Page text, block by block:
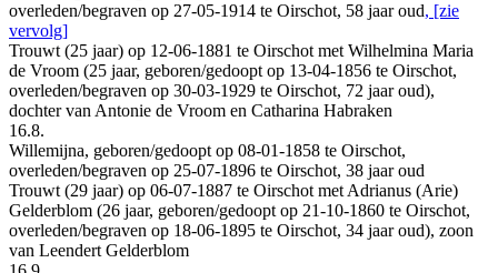
overleden/begraven op 27-05-1914 te Oirschot, 58 jaar oud, [zie
vervolg]
Trouwt (25 jaar) op 12-06-1881 te Oirschot met Wilhelmina Maria
de Vroom (25 jaar, geboren/gedoopt op 13-04-1856 te Oirschot,
overleden/begraven op 30-03-1929 te Oirschot, 72 jaar oud),
dochter van Antonie de Vroom en Catharina Habraken
16.8.
Willemijna, geboren/gedoopt op 08-01-1858 te Oirschot,
overleden/begraven op 25-07-1896 te Oirschot, 38 jaar oud
Trouwt (29 jaar) op 06-07-1887 te Oirschot met Adrianus (Arie)
Gelderblom (26 jaar, geboren/gedoopt op 21-10-1860 te Oirschot,
overleden/begraven op 18-06-1895 te Oirschot, 34 jaar oud), zoon
van Leendert Gelderblom